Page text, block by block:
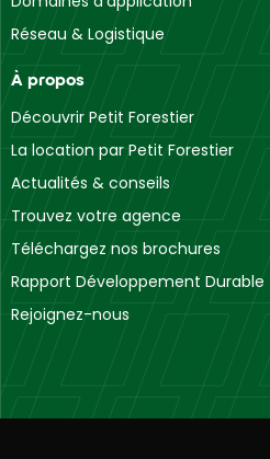
Réseau & Logistique
À propos
Découvrir Petit Forestier
La location par Petit Forestier
Actualités & conseils
Trouvez votre agence
Téléchargez nos brochures
Rapport Développement Durable
Rejoignez-nous